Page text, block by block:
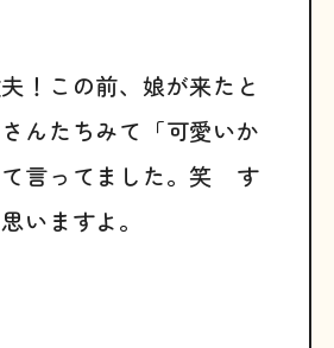
！この前、娘が来たと
んたちみて「可愛いか
て言ってました。笑 す
いますよ。